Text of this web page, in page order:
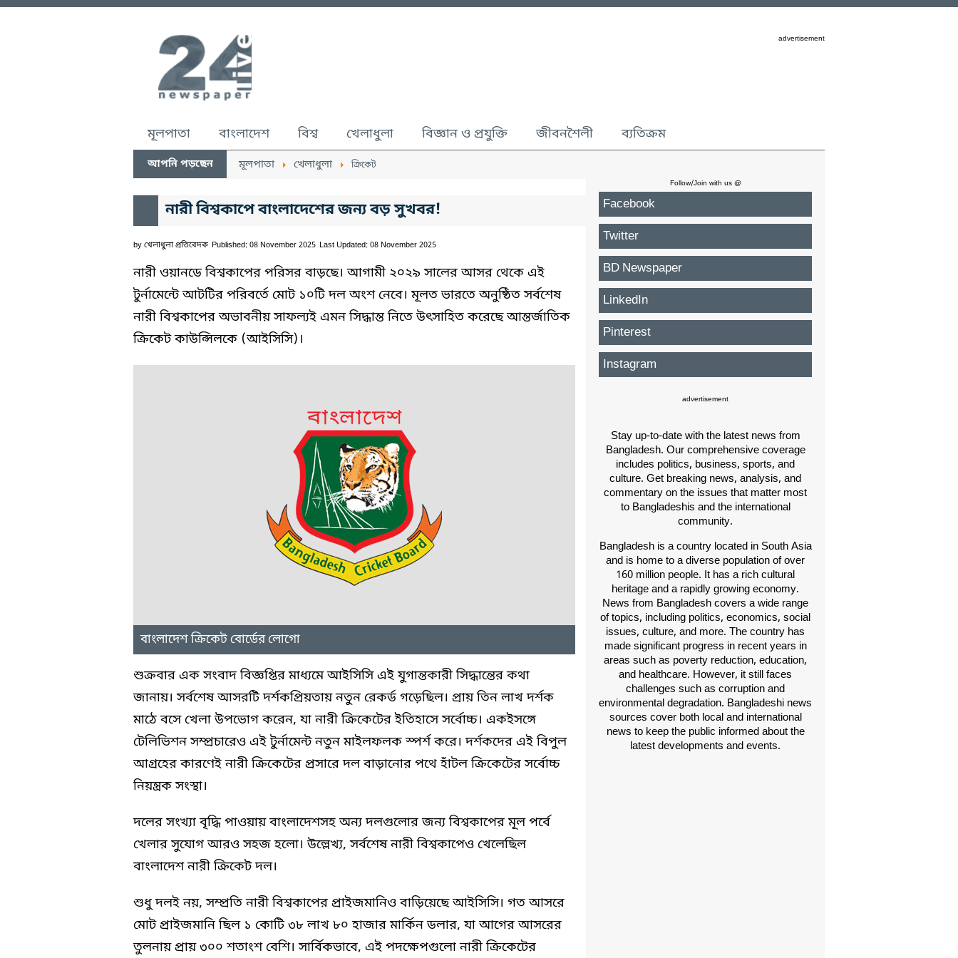
advertisement
মূলপাতা বাংলাদেশ বিশ্ব খেলাধুলা বিজ্ঞান ও প্রযুক্তি জীবনশৈলী ব্যতিক্রম
আপনি পড়ছেন মূলপাতা খেলাধুলা ক্রিকেট
নারী বিশ্বকাপে বাংলাদেশের জন্য বড় সুখবর!
by খেলাধুলা প্রতিবেদক Published: 08 November 2025 Last Updated: 08 November 2025
নারী ওয়ানডে বিশ্বকাপের পরিসর বাড়ছে। আগামী ২০২৯ সালের আসর থেকে এই
টুর্নামেন্টে আটটির পরিবর্তে মোট ১০টি দল অংশ নেবে। মূলত ভারতে অনুষ্ঠিত সর্বশেষ
নারী বিশ্বকাপের অভাবনীয় সাফল্যই এমন সিদ্ধান্ত নিতে উৎসাহিত করেছে আন্তর্জাতিক
ক্রিকেট কাউন্সিলকে (আইসিসি)।
বাংলাদেশ ক্রিকেট বোর্ডের লোগো
শুক্রবার এক সংবাদ বিজ্ঞপ্তির মাধ্যমে আইসিসি এই যুগান্তকারী সিদ্ধান্তের কথা
জানায়। সর্বশেষ আসরটি দর্শকপ্রিয়তায় নতুন রেকর্ড গড়েছিল। প্রায় তিন লাখ দর্শক
মাঠে বসে খেলা উপভোগ করেন, যা নারী ক্রিকেটের ইতিহাসে সর্বোচ্চ। একইসঙ্গে
টেলিভিশন সম্প্রচারেও এই টুর্নামেন্ট নতুন মাইলফলক স্পর্শ করে। দর্শকদের এই বিপুল
আগ্রহের কারণেই নারী ক্রিকেটের প্রসারে দল বাড়ানোর পথে হাঁটল ক্রিকেটের সর্বোচ্চ
নিয়ন্ত্রক সংস্থা।
দলের সংখ্যা বৃদ্ধি পাওয়ায় বাংলাদেশসহ অন্য দলগুলোর জন্য বিশ্বকাপের মূল পর্বে
খেলার সুযোগ আরও সহজ হলো। উল্লেখ্য, সর্বশেষ নারী বিশ্বকাপেও খেলেছিল
বাংলাদেশ নারী ক্রিকেট দল।
শুধু দলই নয়, সম্প্রতি নারী বিশ্বকাপের প্রাইজমানিও বাড়িয়েছে আইসিসি। গত আসরে
মোট প্রাইজমানি ছিল ১ কোটি ৩৮ লাখ ৮০ হাজার মার্কিন ডলার, যা আগের আসরের
তুলনায় প্রায় ৩০০ শতাংশ বেশি। সার্বিকভাবে, এই পদক্ষেপগুলো নারী ক্রিকেটের
Follow/Join with us @
Facebook
Twitter
BD Newspaper
LinkedIn
Pinterest
Instagram
advertisement
Stay up-to-date with the latest news from
Bangladesh. Our comprehensive coverage
includes politics, business, sports, and
culture. Get breaking news, analysis, and
commentary on the issues that matter most
to Bangladeshis and the international
community.
Bangladesh is a country located in South Asia
and is home to a diverse population of over
160 million people. It has a rich cultural
heritage and a rapidly growing economy.
News from Bangladesh covers a wide range
of topics, including politics, economics, social
issues, culture, and more. The country has
made significant progress in recent years in
areas such as poverty reduction, education,
and healthcare. However, it still faces
challenges such as corruption and
environmental degradation. Bangladeshi news
sources cover both local and international
news to keep the public informed about the
latest developments and events.